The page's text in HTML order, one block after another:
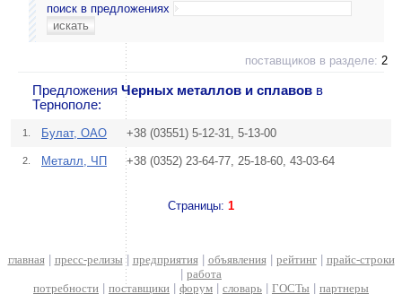
поиск в предложениях
поставщиков в разделе: 2
Предложения Черных металлов и сплавов в
Тернополе:
1. Булат, ОАО +38 (03551) 5-12-31, 5-13-00
2. Металл, ЧП +38 (0352) 23-64-77, 25-18-60, 43-03-64
Страницы: 1
главная| пресс-релизы | предприятия| объявления| рейтинг| прайс-строки
работа
потребности
поставщики форум словарь ГОСТы партнеры